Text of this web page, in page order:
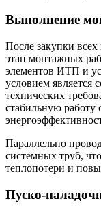
Выполнение
После закупки
этап монтажных
элементов ИТП и
условием является
технических
стабильную работу
Параллельно
системных труб,
теплопотери и
Пуско-